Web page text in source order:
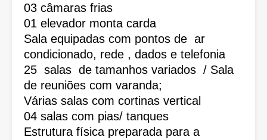
03 câmaras frias
01 elevador monta carda
Sala equipadas com pontos de ar
condicionado, rede , dados e telefonia
25 salas de tamanhos variados / Sala
de reuniões com varanda;
Várias salas com cortinas vertical
04 salas com pias/ tanques
Estrutura física preparada para a